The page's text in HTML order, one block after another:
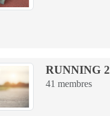
RUNNING 2
41 membres